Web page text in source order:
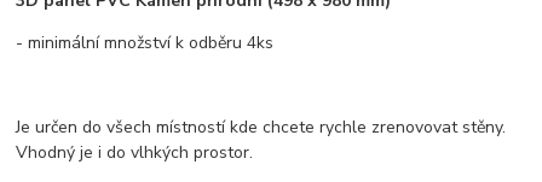
- minimální množství k odběru 4ks
Je určen do všech místností kde chcete rychle zrenovovat stěny.
Vhodný je i do vlhkých prostor.